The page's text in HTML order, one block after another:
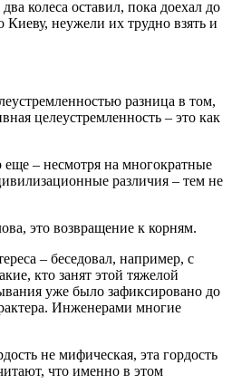
колеса оставил, пока доехал до
неужели их трудно взять и
разница в том,
целеустремленность – это как
– несмотря на многократные
различия – тем не
это возвращение к корням.
– беседовал, например, с
кто занят этой тяжелой
уже было зафиксировано до
Инженерами многие
не мифическая, эта гордость
что именно в этом